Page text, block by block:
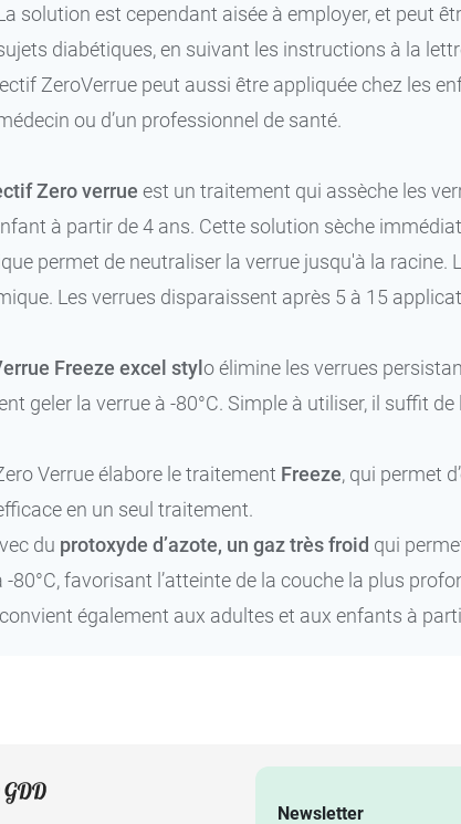
solution est cependant aisée à employer, et peut
diabétiques, en suivant les instructions à la
ZeroVerrue peut aussi être appliquée chez les
ou d’un professionnel de santé.
Zero verrue est un traitement qui assèche les
à partir de 4 ans. Cette solution sèche
permet de neutraliser la verrue jusqu'à la
Les verrues disparaissent après 5 à 15
Freeze excel stylo élimine les verrues
geler la verrue à -80°C. Simple à utiliser, il suffit
Verrue élabore le traitement Freeze, qui permet
en un seul traitement.
du protoxyde d’azote, un gaz très froid qui
-80°C, favorisant l’atteinte de la couche la plus
également aux adultes et aux enfants à
Newsletter